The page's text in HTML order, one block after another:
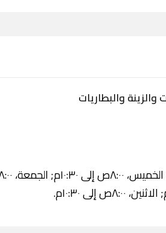
والبطاريات